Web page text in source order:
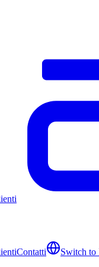
Contatti Switch to